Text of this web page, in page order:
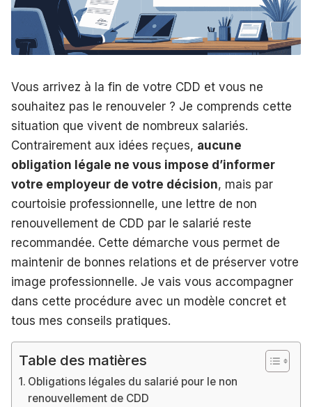
Vous arrivez à la fin de votre CDD et vous ne
souhaitez pas le renouveler ? Je comprends cette
situation que vivent de nombreux salariés.
Contrairement aux idées reçues, aucune
obligation légale ne vous impose d’informer
votre employeur de votre décision, mais par
courtoisie professionnelle, une lettre de non
renouvellement de CDD par le salarié reste
recommandée. Cette démarche vous permet de
maintenir de bonnes relations et de préserver votre
image professionnelle. Je vais vous accompagner
dans cette procédure avec un modèle concret et
tous mes conseils pratiques.
Table des matières
Obligations légales du salarié pour le non
renouvellement de CDD